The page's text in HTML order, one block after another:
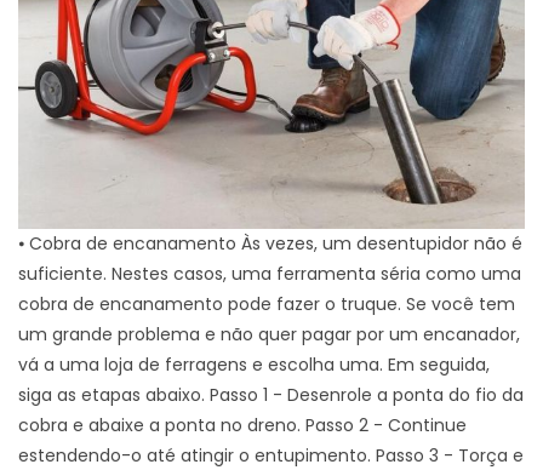
⦁ Cobra de encanamento Às vezes, um desentupidor não é
suficiente. Nestes casos, uma ferramenta séria como uma
cobra de encanamento pode fazer o truque. Se você tem
um grande problema e não quer pagar por um encanador,
vá a uma loja de ferragens e escolha uma. Em seguida,
siga as etapas abaixo. Passo 1 - Desenrole a ponta do fio da
cobra e abaixe a ponta no dreno. Passo 2 - Continue
estendendo-o até atingir o entupimento. Passo 3 - Torça e